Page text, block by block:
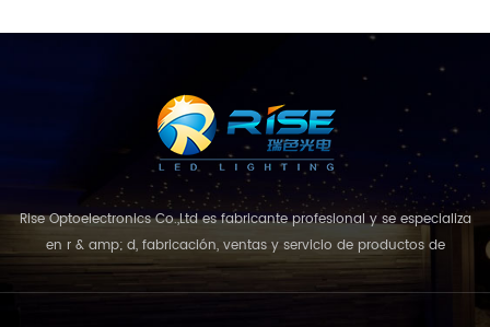
para bañadores de pared .
driver 350mA 7WLED
Byexternal de ajuste de
dirección DMX DMX dirección
editor DMS control el modo
manual y modo automático
son anaiable synchrozise
hasta la serie de 30
unidades con prograr
incorporado Utilizado en
luces subacuáticas del LED,
Rise Optoelectronics Co.,Ltd es fabricante profesional y se especializa
en r & amp; d, fabricación, ventas y servicio de productos de
iluminación led, con una amplia variedad de unidades de
iluminación para uso residencial, comercial y de paisaje. con el